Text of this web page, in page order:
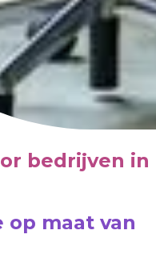
bedrijven in
maat van